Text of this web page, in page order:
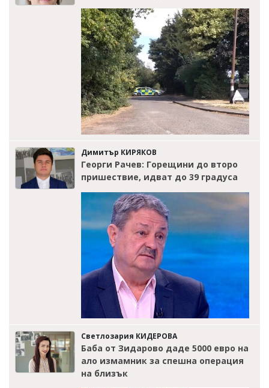
Димитър КИРЯКОВ
Георги Рачев: Горещини до второ
пришествие, идват до 39 градуса
Светлозария КИДЕРОВА
Баба от Зидарово даде 5000 евро на
ало измамник за спешна операция
на близък